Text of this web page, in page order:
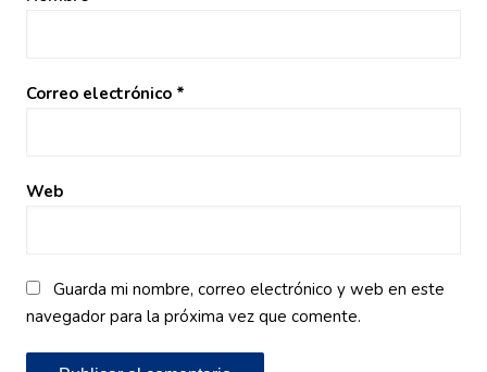
Correo electrónico *
Web
Guarda mi nombre, correo electrónico y web en este
navegador para la próxima vez que comente.